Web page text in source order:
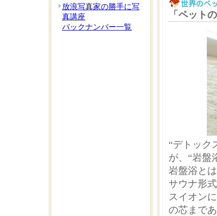
放浪写真家の勝手に写
真講座
バックナンバー一覧
「ペット
“デトック
が、“岩盤
岩盤浴と
サウナ形
スイオン
の芯まで